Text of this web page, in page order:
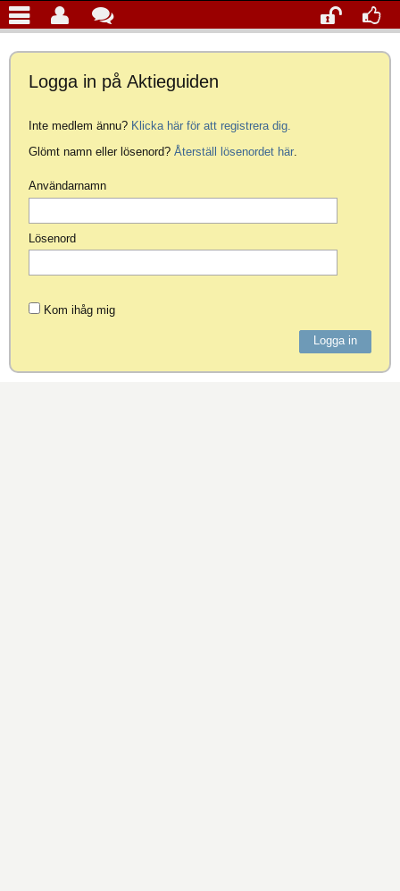
Logga in på Aktieguiden
Inte medlem ännu? Klicka här för att registrera dig.
Glömt namn eller lösenord? Återställ lösenordet här.
Användarnamn
Lösenord
Kom ihåg mig